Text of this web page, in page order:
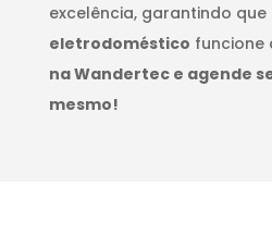
excelência, garantindo que
eletrodoméstico funcione
na Wandertec e agende
mesmo!